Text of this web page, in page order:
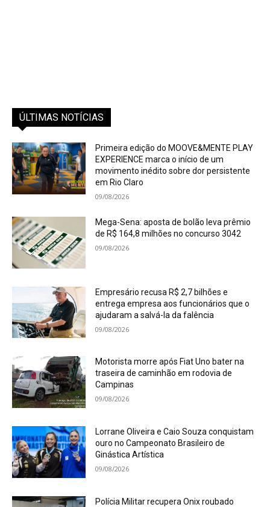
ÚLTIMAS NOTÍCIAS
Primeira edição do MOOVE&MENTE PLAY
EXPERIENCE marca o início de um
movimento inédito sobre dor persistente
em Rio Claro
09/08/2026
Mega-Sena: aposta de bolão leva prêmio
de R$ 164,8 milhões no concurso 3042
09/08/2026
Empresário recusa R$ 2,7 bilhões e
entrega empresa aos funcionários que o
ajudaram a salvá-la da falência
09/08/2026
Motorista morre após Fiat Uno bater na
traseira de caminhão em rodovia de
Campinas
09/08/2026
Lorrane Oliveira e Caio Souza conquistam
ouro no Campeonato Brasileiro de
Ginástica Artística
09/08/2026
Polícia Militar recupera Onix roubado